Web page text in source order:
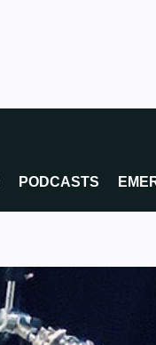
PODCASTS